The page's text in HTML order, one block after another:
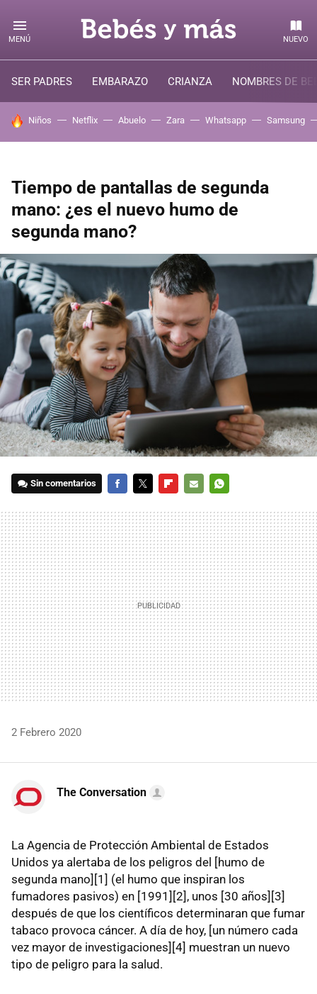
MENÚ NUEVO
SER PADRES EMBARAZO CRIANZA NOMBRES DE
HOY SE HABLA DE
Niños Netflix Abuelo Zara Whatsapp Samsung
Tiempo de pantallas de segunda
mano: ¿es el nuevo humo de
segunda mano?
Sin comentarios
MAIL
2 Febrero 2020
The Conversation
La Agencia de Protección Ambiental de Estados
Unidos ya alertaba de los peligros del [humo de
segunda mano][1] (el humo que inspiran los
fumadores pasivos) en [1991][2], unos [30 años][3]
después de que los científicos determinaran que fumar
tabaco provoca cáncer. A día de hoy, [un número cada
vez mayor de investigaciones][4] muestran un nuevo
tipo de peligro para la salud.